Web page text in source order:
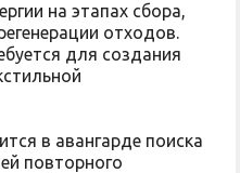
на этапах сбора,
отходов.
для создания
в авангарде поиска
повторного